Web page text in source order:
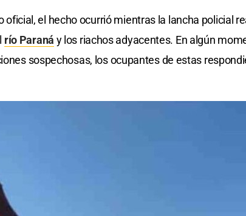
oficial, el hecho ocurrió mientras la lancha policial
río Paraná y los riachos adyacentes. En algún
sospechosas, los ocupantes de estas